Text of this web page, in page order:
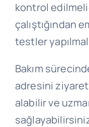
kontrol
çalıştığından
testler
Bakım
adresini
alabilir ve